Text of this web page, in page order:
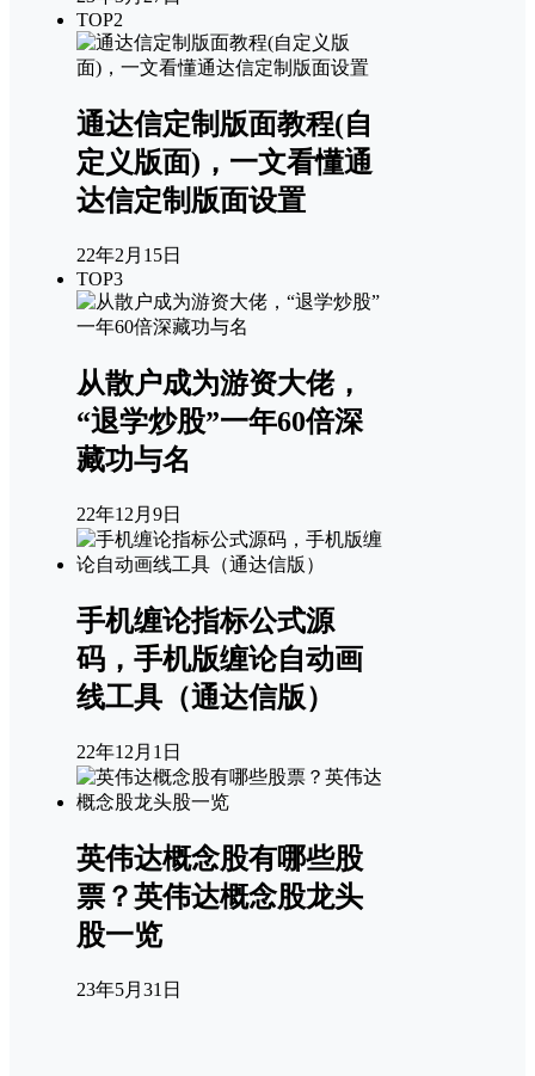
TOP2
通达信定制版面教程(自
定义版面)，一文看懂通
达信定制版面设置
22年2月15日
TOP3
从散户成为游资大佬，
“退学炒股”一年60倍深
藏功与名
22年12月9日
手机缠论指标公式源
码，手机版缠论自动画
线工具（通达信版）
22年12月1日
英伟达概念股有哪些股
票？英伟达概念股龙头
股一览
23年5月31日